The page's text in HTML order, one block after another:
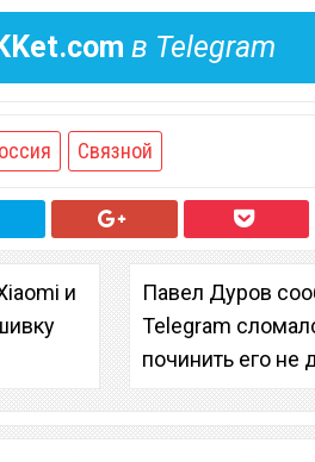
в Telegram
Связной
и
Павел Дуров
Telegram
починить его не